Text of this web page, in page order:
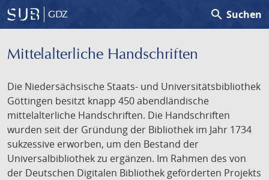
GDZ search Suchen
Mittelalterliche Handschriften
Die Niedersächsische Staats- und Universitätsbibliothek
Göttingen besitzt knapp 450 abendländische
mittelalterliche Handschriften. Die Handschriften
wurden seit der Gründung der Bibliothek im Jahr 1734
sukzessive erworben, um den Bestand der
Universalbibliothek zu ergänzen. Im Rahmen des von
der Deutschen Digitalen Bibliothek geförderten Projekts